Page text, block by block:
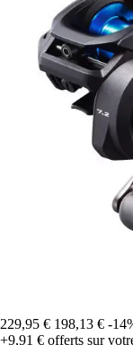
229,95 € 198,13 € -
+9,91 € offerts sur